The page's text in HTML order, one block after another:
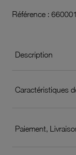
Référence :
Description
Caractéristiques
Paiement,